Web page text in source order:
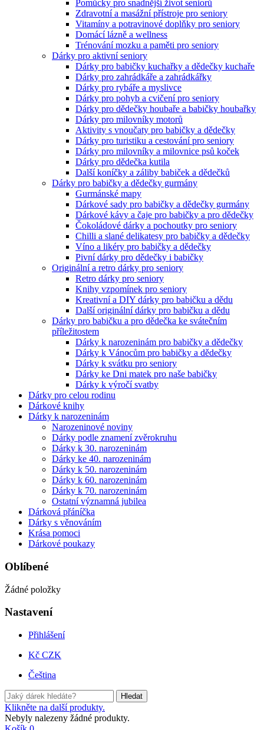
Pomůcky pro snadnější život seniorů
Zdravotní a masážní přístroje pro seniory
Vitamíny a potravinové doplňky pro seniory
Domácí lázně a wellness
Trénování mozku a paměti pro seniory
Dárky pro aktivní seniory
Dárky pro babičky kuchařky a dědečky kuchaře
Dárky pro zahrádkáře a zahrádkářky
Dárky pro rybáře a myslivce
Dárky pro pohyb a cvičení pro seniory
Dárky pro dědečky houbaře a babičky houbařky
Dárky pro milovníky motorů
Aktivity s vnoučaty pro babičky a dědečky
Dárky pro turistiku a cestování pro seniory
Dárky pro milovníky a milovnice psů koček
Dárky pro dědečka kutila
Další koníčky a záliby babiček a dědečků
Dárky pro babičky a dědečky gurmány
Gurmánské mapy
Dárkové sady pro babičky a dědečky gurmány
Dárkové kávy a čaje pro babičky a pro dědečky
Čokoládové dárky a pochoutky pro seniory
Chilli a slané delikatesy pro babičky a dědečky
Víno a likéry pro babičky a dědečky
Pivní dárky pro dědečky i babičky
Originální a retro dárky pro seniory
Retro dárky pro seniory
Knihy vzpomínek pro seniory
Kreativní a DIY dárky pro babičku a dědu
Další originální dárky pro babičku a dědu
Dárky pro babičku a pro dědečka ke svátečním
příležitostem
Dárky k narozeninám pro babičky a dědečky
Dárky k Vánocům pro babičky a dědečky
Dárky k svátku pro seniory
Dárky ke Dni matek pro naše babičky
Dárky k výročí svatby
Dárky pro celou rodinu
Dárkové knihy
Dárky k narozeninám
Narozeninové noviny
Dárky podle znamení zvěrokruhu
Dárky k 30. narozeninám
Dárky ke 40. narozeninám
Dárky k 50. narozeninám
Dárky k 60. narozeninám
Dárky k 70. narozeninám
Ostatní významná jubilea
Dárková přáníčka
Dárky s věnováním
Krása pomoci
Dárkové poukazy
Oblíbené
Žádné položky
Nastavení
Přihlášení
Kč CZK
Čeština
Hledat
Klikněte na další produkty.
Nebyly nalezeny žádné produkty.